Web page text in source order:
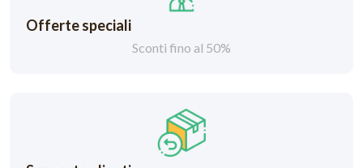
Offerte speciali
Sconti fino al 50%